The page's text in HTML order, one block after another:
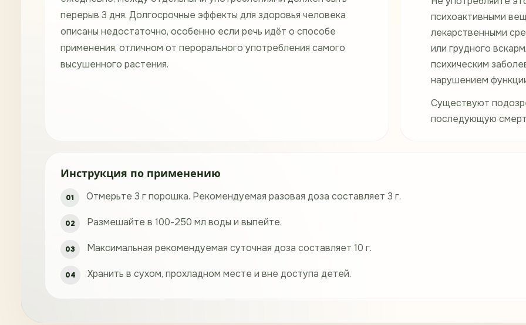
перерыв 3 дня. Долгосрочные эффекты для здоровья человека
описаны недостаточно, особенно если речь идёт о способе
применения, отличном от перорального употребления самого
высушенного растения.
психоактивными
лекарственными
или грудного
психическим
нарушением
Существуют
последующую
Инструкция по применению
Отмерьте 3 г порошка. Рекомендуемая разовая доза составляет 3 г.
Размешайте в 100-250 мл воды и выпейте.
Максимальная рекомендуемая суточная доза составляет 10 г.
Хранить в сухом, прохладном месте и вне доступа детей.